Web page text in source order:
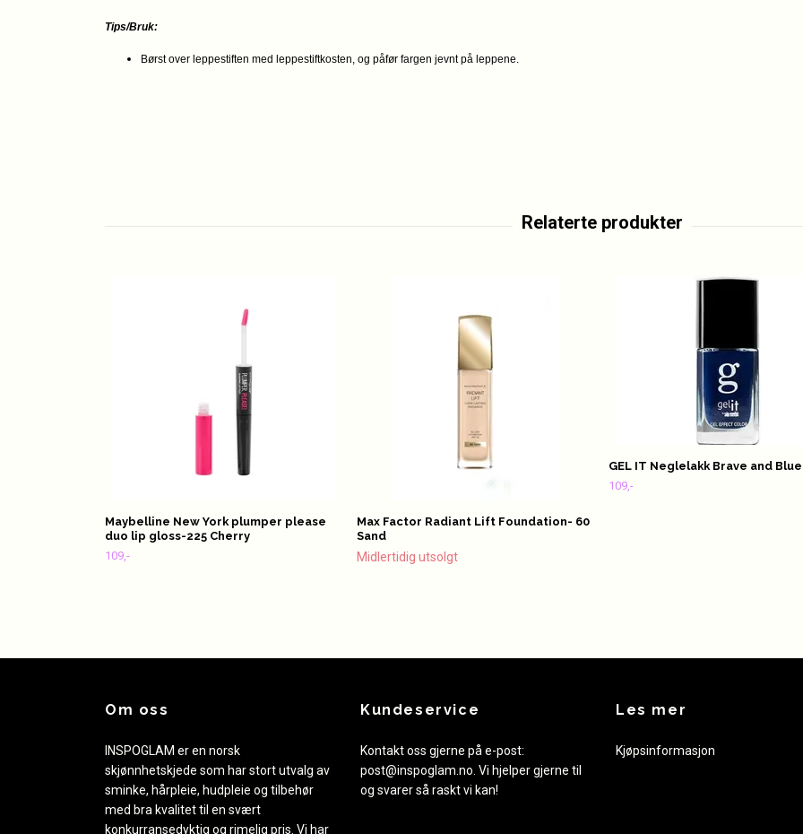
Tips/Bruk:
Børst over leppestiften med leppestiftkosten, og påfør fargen jevnt på leppene.
Maybelline New York plumper please
duo lip gloss-225 Cherry
109,-
Max Factor Radiant Lift Foundation- 60
Sand
Midlertidig utsolgt
GEL IT Neglelakk Brave and
109,-
Om oss
INSPOGLAM er en norsk
skjønnhetskjede som har stort utvalg av
sminke, hårpleie, hudpleie og tilbehør
med bra kvalitet til en svært
konkurransedyktig og rimelig pris. Vi har
Kundeservice
Kontakt oss gjerne på e-post:
post@inspoglam.no . Vi hjelper gjerne til
og svarer så raskt vi kan!
Les mer
Kjøpsinformasjon